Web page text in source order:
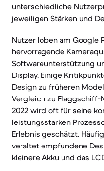
unterschiedliche
jeweiligen Stärken und
Nutzer loben am Google
hervorragende
Softwareunterstützung
Display. Einige
Design zu früheren
Vergleich zu Flaggschiff-
2022 wird oft für seine
leistungsstarken
Erlebnis geschätzt.
veraltet empfundene
kleinere Akku und das